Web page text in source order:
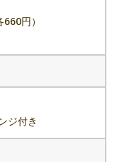
円）
ジ付き